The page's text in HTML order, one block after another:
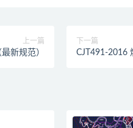
上一篇
新规范）
下一篇
CJT491-2016